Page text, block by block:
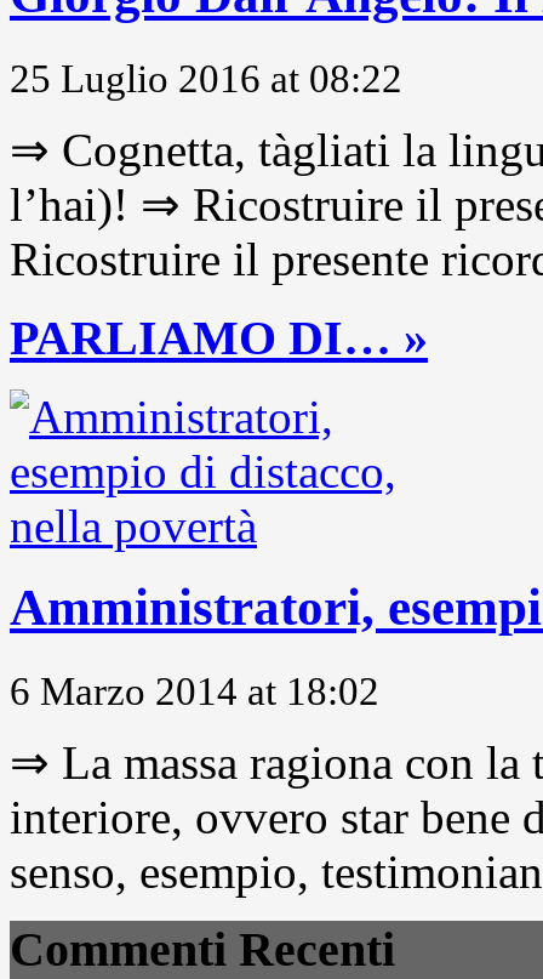
25 Luglio 2016 at 08:22
⇒ Cognetta, tàgliati la
l’hai)! ⇒ Ricostruire il
Ricostruire il presente
PARLIAMO DI… »
Amministratori,
6 Marzo 2014 at 18:02
⇒ La massa ragiona con
interiore, ovvero star
senso, esempio,
Commenti Recenti